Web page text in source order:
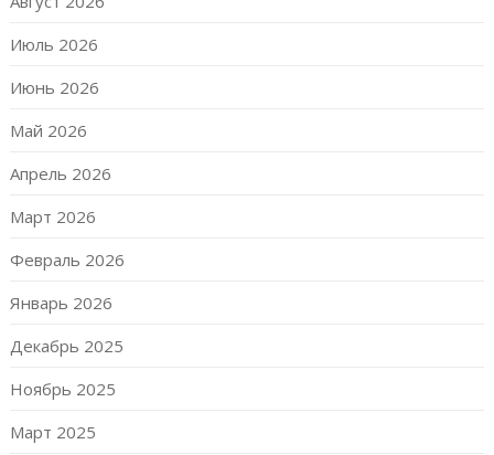
Июль 2026
Июнь 2026
Май 2026
Апрель 2026
Март 2026
Февраль 2026
Январь 2026
Декабрь 2025
Ноябрь 2025
Март 2025